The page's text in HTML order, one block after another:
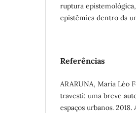
ruptura
epistêmica dentro da
Referências
ARARUNA, Maria Léo
travesti: uma breve
espaços urbanos. 2018.